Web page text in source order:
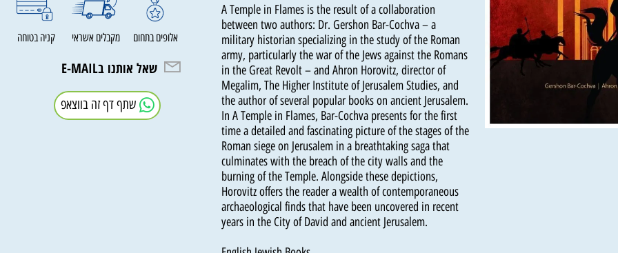
A Temple in Flames is the result of a collaboration
between two authors: Dr. Gershon Bar-Cochva – a
military historian specializing in the study of the Roman
army, particularly the war of the Jews against the Romans
in the Great Revolt – and Ahron Horovitz, director of
Megalim, The Higher Institute of Jerusalem Studies, and
the author of several popular books on ancient Jerusalem.
In A Temple in Flames, Bar-Cochva presents for the first
time a detailed and fascinating picture of the stages of the
Roman siege on Jerusalem in a breathtaking saga that
culminates with the breach of the city walls and the
burning of the Temple. Alongside these depictions,
Horovitz offers the reader a wealth of contemporaneous
archaeological finds that have been uncovered in recent
years in the City of David and ancient Jerusalem.
שתף דף זה בווצאפ